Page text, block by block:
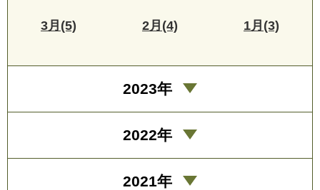
3月(5) 2月(4) 1月(3)
2023年
2022年
2021年